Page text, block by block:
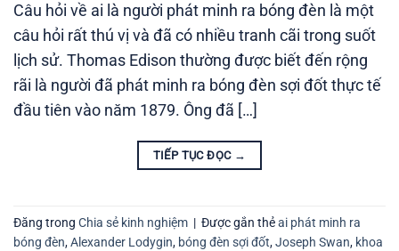
Câu hỏi về ai là người phát minh ra bóng đèn là một
câu hỏi rất thú vị và đã có nhiều tranh cãi trong suốt
lịch sử. Thomas Edison thường được biết đến rộng
rãi là người đã phát minh ra bóng đèn sợi đốt thực tế
đầu tiên vào năm 1879. Ông đã […]
TIẾP TỤC ĐỌC →
Đăng trong Chia sẻ kinh nghiệm | Được gắn thẻai phát minh ra
bóng đèn,Alexander Lodygin, bóng đèn sợi đốt,Joseph Swan, khoa